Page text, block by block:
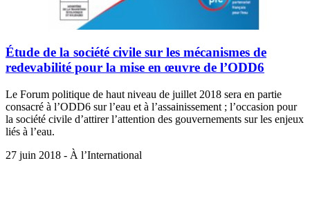
Étude de la société civile sur les mécanismes de
redevabilité pour la mise en œuvre de l’ODD6
Le Forum politique de haut niveau de juillet 2018 sera en partie
consacré à l’ODD6 sur l’eau et à l’assainissement ; l’occasion pour
la société civile d’attirer l’attention des gouvernements sur les enjeux
liés à l’eau.
27 juin 2018 - À l’International